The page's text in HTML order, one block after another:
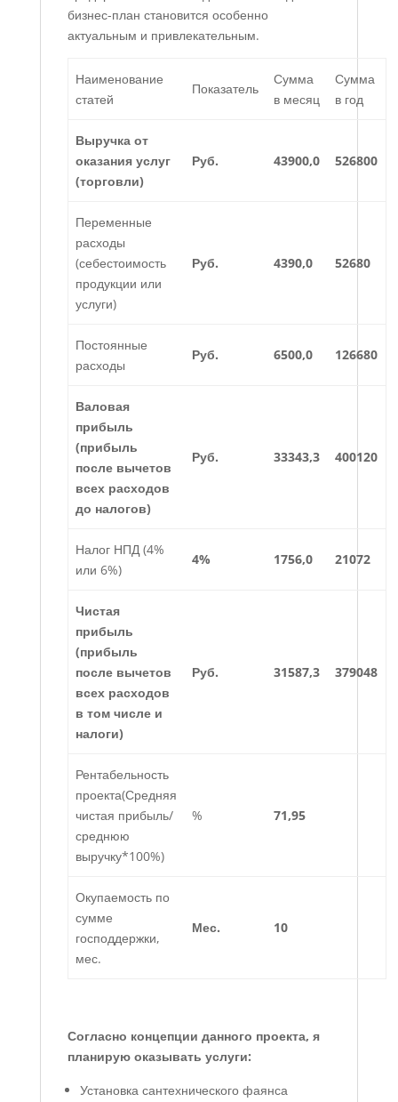
бизнес-план становится особенно
актуальным и привлекательным.
Наименование
статей
Показатель
Сумма
в месяц
Сумма
в год
Выручка от
оказания услуг
(торговли)
Руб. 43900,0 526800
Переменные
расходы
(себестоимость
продукции или
услуги)
Руб. 4390,0 52680
Постоянные
расходы
Руб. 6500,0 126680
Валовая
прибыль
(прибыль
после вычетов
всех расходов
до налогов)
Руб. 33343,3 400120
Налог НПД (4%
или 6%)
4% 1756,0 21072
Чистая
прибыль
(прибыль
после вычетов
всех расходов
в том числе и
налоги)
Руб. 31587,3 379048
Рентабельность
проекта(Средняя
чистая прибыль/
среднюю
выручку*100%)
% 71,95
Окупаемость по
сумме
господдержки,
мес.
Мес. 10
Согласно концепции данного проекта, я
планирую оказывать услуги:
Установка сантехнического фаянса